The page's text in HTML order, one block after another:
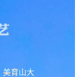
美育山大